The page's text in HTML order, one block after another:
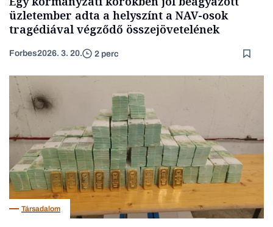
üzletember adta a helyszínt a NAV-osok
tragédiával végződő összejövetelének
Forbes2026. 3. 20. 2 perc
Társadalom